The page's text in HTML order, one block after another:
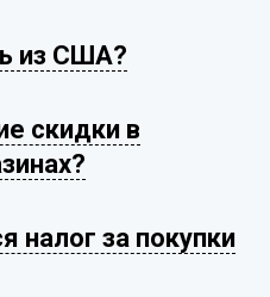
из США?
скидки в
налог за покупки